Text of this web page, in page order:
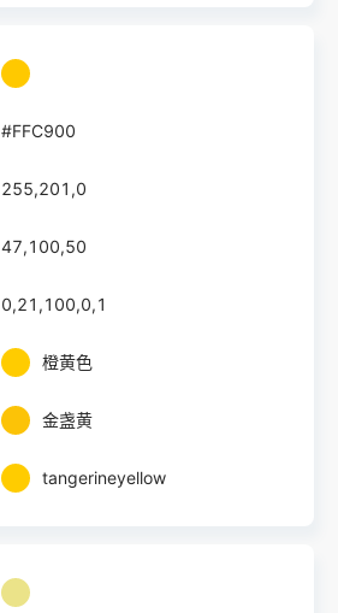
#FFC900
255,201,0
47,100,50
0,21,100,0,1
橙黄色
金盏黄
tangerineyellow